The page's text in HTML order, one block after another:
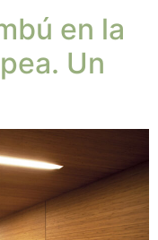
en la
Un